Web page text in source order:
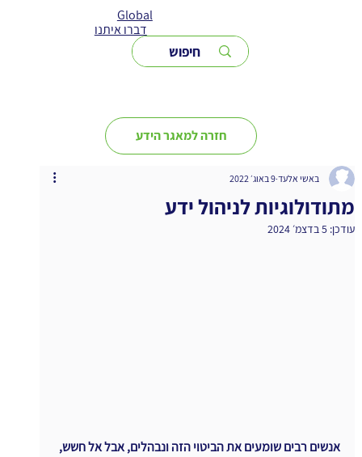
Global
דברו איתנו
חזרה למאגר הידע
מתודולוגיות לניהול ידע
באשי אלעד 9 באוג׳ 2022
עודכן: 5 בדצמ׳ 2024
אנשים רבים שומעים את הביטוי הזה ונבהלים, אבל אל חשש,